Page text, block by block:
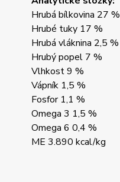
Hrubá bílkovina 27 %
Hrubé tuky 17 %
Hrubá vláknina 2,5 %
Hrubý popel 7 %
Vlhkost 9 %
Vápník 1,5 %
Fosfor 1,1 %
Omega 3 1,5 %
Omega 6 0,4 %
ME 3.890 kcal/kg